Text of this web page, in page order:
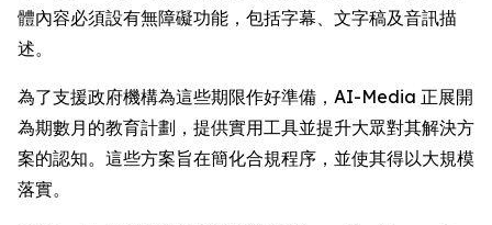
體內容必須設有無障礙功能，包括字幕、文字稿及音訊描
述。
為了支援政府機構為這些期限作好準備，AI-Media 正展開
為期數月的教育計劃，提供實用工具並提升大眾對其解決方
案的認知。這些方案旨在簡化合規程序，並使其得以大規模
落實。